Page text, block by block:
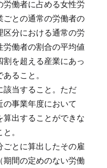
働者に占める女性労
ごとの通常の労働者の
分における通常の労
働者の割合の平均値
割を超える産業にあっ
ること。
当すること。 ただ
の事業年度において
算出することができな
。
ごとに算出したその雇
間の定めのない労働